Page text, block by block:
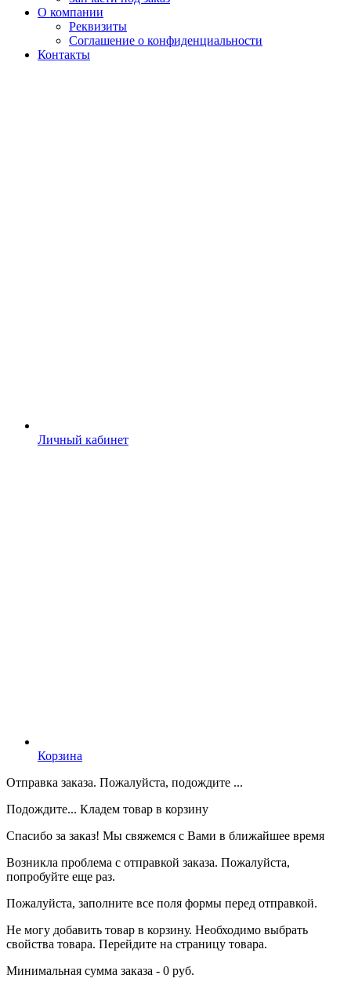
О компании
Реквизиты
Соглашение о конфиденциальности
Контакты
Личный кабинет
Корзина
Отправка заказа. Пожалуйста, подождите ...
Подождите... Кладем товар в корзину
Спасибо за заказ! Мы свяжемся с Вами в ближайшее время
Возникла проблема с отправкой заказа. Пожалуйста,
попробуйте еще раз.
Пожалуйста, заполните все поля формы перед отправкой.
Не могу добавить товар в корзину. Необходимо выбрать
свойства товара. Перейдите на страницу товара.
Минимальная сумма заказа - 0 руб.